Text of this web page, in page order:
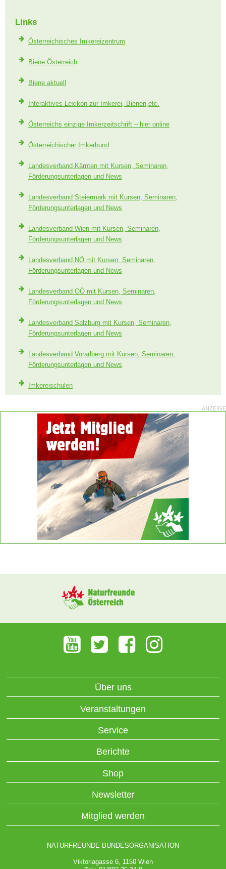
Links
Österreichisches Imkereizentrum
Biene Österreich
Biene aktuell
Interaktives Lexikon zur Imkerei, Bienen,etc.
Österreichs einzige Imkerzeitschrift – hier online
Österreichischer Imkerbund
Landesverband Kärnten mit Kursen, Seminaren,
Förderungsunterlagen und News
Landesverband Steiermark mit Kursen, Seminaren,
Förderungsunterlagen und News
Landesverband Wien mit Kursen, Seminaren,
Förderungsunterlagen und News
Landesverband NÖ mit Kursen, Seminaren,
Förderungsunterlagen und News
Landesverband OÖ mit Kursen, Seminaren,
Förderungsunterlagen und News
Landesverband Salzburg mit Kursen, Seminaren,
Förderungsunterlagen und News
Landesverband Vorarlberg mit Kursen, Seminaren,
Förderungsunterlagen und News
Imkereischulen
ANZEIGE
Über uns
Veranstaltungen
Service
Berichte
Shop
Newsletter
Mitglied werden
NATURFREUNDE BUNDESORGANISATION
Viktoriagasse 6, 1150 Wien